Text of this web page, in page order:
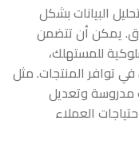
البيانات بشكل
يمكن أن تتضمن
للمستهلك،
توافر المنتجات. مثل
مدروسة وتعديل
العملاء